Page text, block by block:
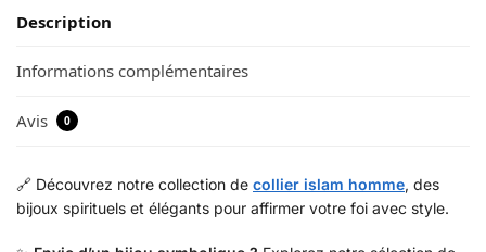
Description
Informations complémentaires
Avis 0
🔗 Découvrez notre collection de collier islam homme, des
bijoux spirituels et élégants pour affirmer votre foi avec style.